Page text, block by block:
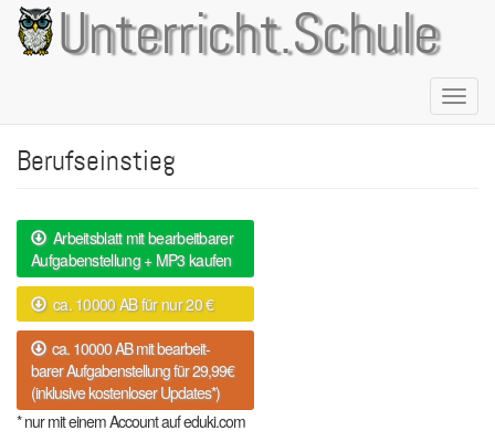
Direkt
zum
Inhalt
Unterricht.Schule
Berufseinstieg
Arbeitsblatt mit bearbeitbarer
Aufgabenstellung + MP3 kaufen
ca. 10000 AB für nur 20 €
ca. 10000 AB mit bearbeit-
barer Aufgabenstellung für 29,99€
(inklusive kostenloser Updates*)
* nur mit einem Account auf eduki.com